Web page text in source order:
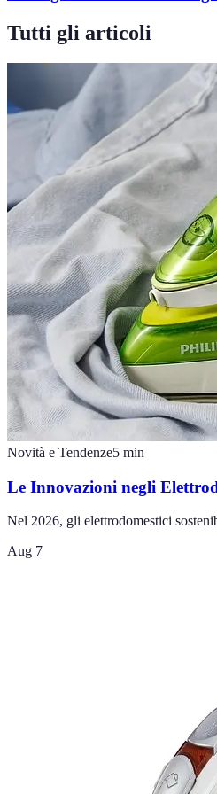
Tutti gli articoli
Novità e Tendenze5 min
Le Innovazioni negli
Nel 2026, gli elettrodomestici
Aug 7